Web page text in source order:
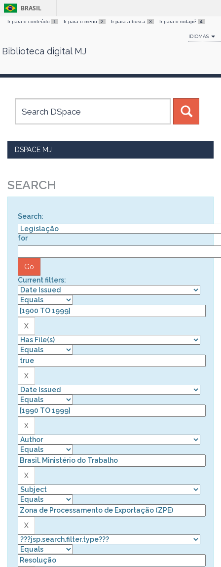
Skip
BRASIL
Ir para o conteúdo 1 Ir para o menu 2 Ir para a busca 3 Ir para o rodapé 4
IDIOMAS
Biblioteca digital MJ
DSPACE MJ
SEARCH
Search:
for
Current filters: